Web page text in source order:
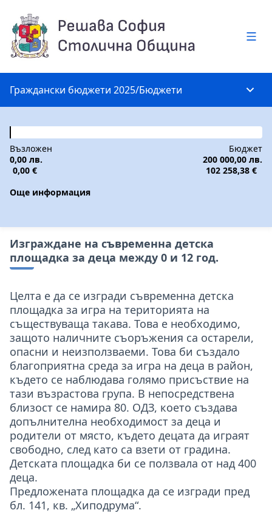
Граждански бюджети 2025/Бюджети
Възложен
0,00 лв.
0,00 €
Бюджет
200 000,00 лв.
102 258,38 €
Още информация
Изграждане на съвременна детска
площадка за деца между 0 и 12 год.
Целта е да се изгради съвременна детска
площадка за игра на територията на
съществуваща такава. Това е необходимо,
защото наличните съоръжения са остарели,
опасни и неизползваеми. Това би създало
благоприятна среда за игра на деца в район,
където се наблюдава голямо присъствие на
тази възрастова група. В непосредствена
близост се намира 80. ОДЗ, което създава
допълнителна необходимост за деца и
родители от място, където децата да играят
свободно, след като са взети от градина.
Детската площадка би се ползвала от над 400
деца.
Предложената площадка да се изгради пред
бл. 141, кв. „Хиподрума“.